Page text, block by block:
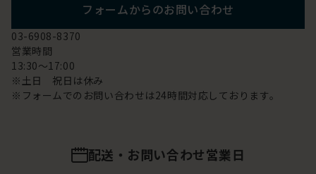
フォームからのお問い合わせ
03-6908-8370
営業時間
13:30～17:00
※土日 祝日は休み
※フォームでのお問い合わせは24時間対応しております。
配送・お問い合わせ営業日